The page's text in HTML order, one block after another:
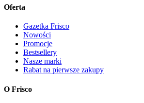
Oferta
Gazetka Frisco
Nowości
Promocje
Bestsellery
Nasze marki
Rabat na pierwsze zakupy
O Frisco